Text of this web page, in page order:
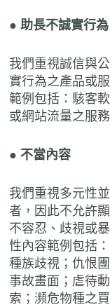
● 助長不誠實行為
我們重視誠信與
實行為之產品或
範例包括：駭客
或網站流量之服
● 不當內容
我們重視多元性
者，因此不允許
不容忍、歧視或
性內容範例包括
種族歧視；仇恨
事故畫面；虐待
索；瀕危物種之